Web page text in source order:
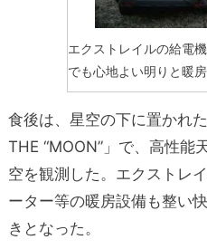
エクストレイルの給電
でも心地よい明りと暖
食後は、星空の下に置かれ
THE “MOON”」で、高性能
空を観測した。エクストレ
ーター等の暖房設備も整い
きとなった。